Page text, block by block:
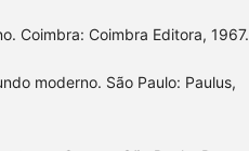
Coimbra: Coimbra Editora, 1967.
moderno. São Paulo: Paulus,